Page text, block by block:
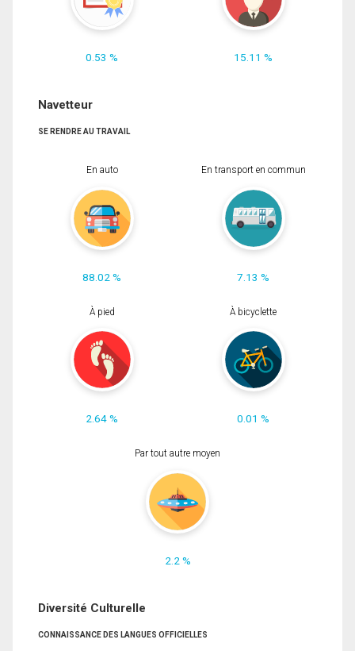
0.53 % 15.11 %
Navetteur
SE RENDRE AU TRAVAIL
En auto
88.02 %
En transport en commun
7.13 %
À pied
2.64 %
À bicyclette
0.01 %
Par tout autre moyen
2.2 %
Diversité Culturelle
CONNAISSANCE DES LANGUES OFFICIELLES